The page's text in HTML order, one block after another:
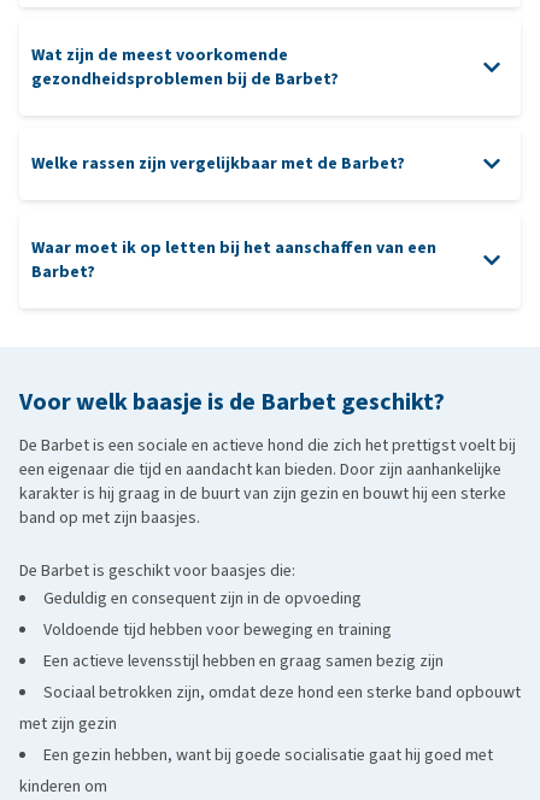
borstelen
gebit
Wat zijn de meest voorkomende
gezondheidsproblemen bij de Barbet?
Heupdysplasie
Welke rassen zijn vergelijkbaar met de Barbet?
vachtstructuur. Net als de Barbet is hij actief, intelligent en gewend
om samen te werken met mensen.
Labradoodle
Waar moet ik op letten bij het aanschaffen van een
Barbet?
Voor welk baasje is de Barbet geschikt?
De Barbet is een sociale en actieve hond die zich het prettigst voelt bij
een eigenaar die tijd en aandacht kan bieden. Door zijn aanhankelijke
karakter is hij graag in de buurt van zijn gezin en bouwt hij een sterke
band op met zijn baasjes.
De Barbet is geschikt voor baasjes die:
Geduldig en consequent zijn in de opvoeding
Voldoende tijd hebben voor beweging en training
Een actieve levensstijl hebben en graag samen bezig zijn
Sociaal betrokken zijn, omdat deze hond een sterke band opbouwt
met zijn gezin
Een gezin hebben, want bij goede socialisatie gaat hij goed met
kinderen om